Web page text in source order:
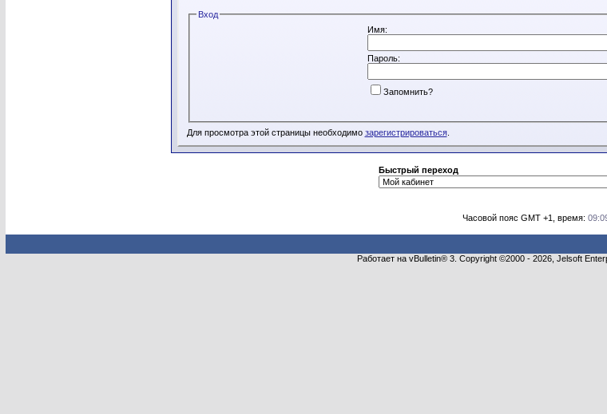
Вход
Имя:
Пароль:
Запомнить?
Для просмотра этой страницы необходимо зарегистрироваться.
Быстрый переход
Часовой пояс GMT +1, время:
Работает на vBulletin® 3. Copyright ©2000 - 2026, Jelsoft